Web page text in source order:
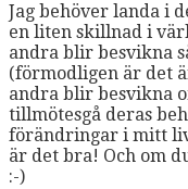
Jag behöver landa i
en liten skillnad i
andra blir besvikna
(förmodligen är det
andra blir besvikna
tillmötesgå deras
förändringar i mitt
är det bra! Och om
:-)